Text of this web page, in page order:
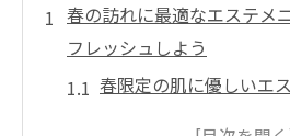
春の訪れに最適なエステメ
フレッシュしよう
春限定の肌に優しいエ
季節の変わり目に必要